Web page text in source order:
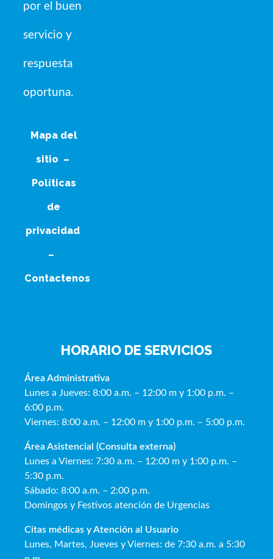
por el buen
servicio y
respuesta
oportuna.
Mapa del
sitio –
Políticas
de
privacidad
–
Contactenos
HORARIO DE SERVICIOS
Área Administrativa
Lunes a Jueves: 8:00 a.m. – 12:00 m y 1:00 p.m. –
6:00 p.m.
Viernes: 8:00 a.m. – 12:00 m y 1:00 p.m. – 5:00 p.m.
Área Asistencial (Consulta externa)
Lunes a Viernes: 7:30 a.m. – 12:00 m y 1:00 p.m. –
5:30 p.m.
Sábado: 8:00 a.m. – 2:00 p.m.
Domingos y Festivos atención de Urgencias
Citas médicas y Atención al Usuario
Lunes, Martes, Jueves y Viernes: de 7:30 a.m. a 5:30